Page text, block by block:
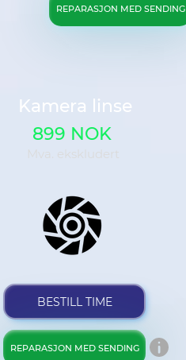
REPARASJON MED SENDING
Kamera linse
899 NOK
Mva. ekskludert
BESTILL TIME
REPARASJON MED SENDING